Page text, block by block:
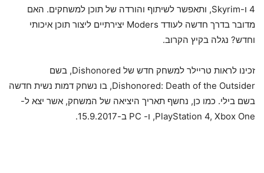
4 ו-Skyrim, ותאפשר לשיתוף והורדה של תוכן למשחקים. האם
מדובר בדרך חדשה לעודד Moders יצירתיים ליצור תוכן איכותי
וחדש? נגלה בקיץ הקרוב.
זכינו לראות טריילר למשחק חדש של Dishonored, בשם
Dishonored: Death of the Outsider, בו נשחק דמות נשית חדשה
בשם בילי. כמו כן, נחשף תאריך היציאה של המשחק, אשר יצא ל-
PlayStation 4, Xbox One, ו- PC ב-15.9.2017.